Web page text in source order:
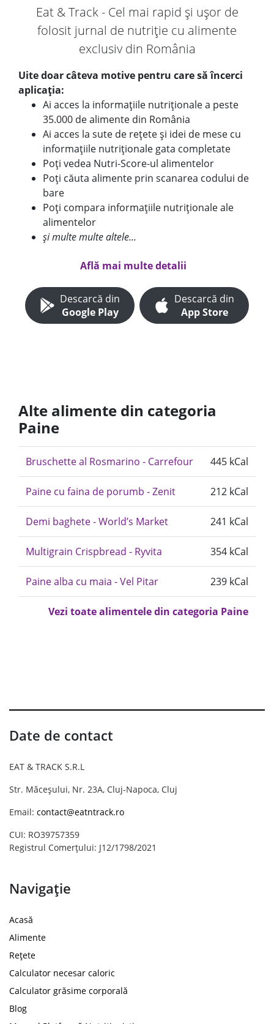
Eat & Track - Cel mai rapid și ușor de
folosit jurnal de nutriție cu alimente
exclusiv din România
Uite doar câteva motive pentru care să încerci
aplicația:
Ai acces la informațiile nutriționale a peste
35.000 de alimente din România
Ai acces la sute de rețete și idei de mese cu
informațiile nutriționale gata completate
Poți vedea Nutri-Score-ul alimentelor
Poți căuta alimente prin scanarea codului de
bare
Poți compara informațiile nutriționale ale
alimentelor
și multe multe altele...
Află mai multe detalii
Descarcă din
Google Play
Descarcă din
App Store
Alte alimente din categoria
Paine
Bruschette al Rosmarino - Carrefour 445 kCal
Paine cu faina de porumb - Zenit 212 kCal
Demi baghete - World’s Market 241 kCal
Multigrain Crispbread - Ryvita 354 kCal
Paine alba cu maia - Vel Pitar 239 kCal
Vezi toate alimentele din categoria Paine
Date de contact
EAT & TRACK S.R.L
Str. Măceșului, Nr. 23A, Cluj-Napoca, Cluj
Email: contact@eatntrack.ro
CUI: RO39757359
Registrul Comerțului: J12/1798/2021
Navigație
Acasă
Alimente
Rețete
Calculator necesar caloric
Calculator grăsime corporală
Blog